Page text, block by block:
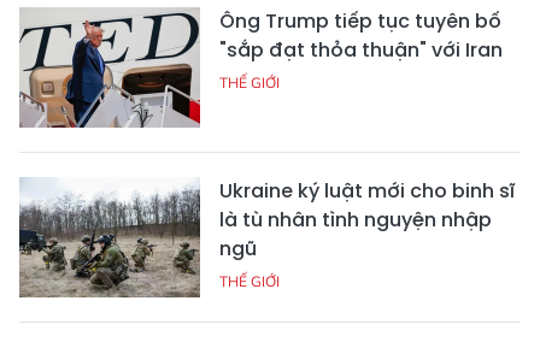
Ông Trump tiếp tục tuyên bố
"sắp đạt thỏa thuận" với Iran
THẾ GIỚI
Ukraine ký luật mới cho binh sĩ
là tù nhân tình nguyện nhập
ngũ
THẾ GIỚI